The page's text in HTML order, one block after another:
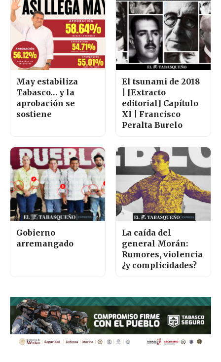
May estabiliza
Tabasco… y la
aprobación se
sostiene
El tsunami de 2018
| [Extracto
editorial] Capítulo
XI | Francisco
Peralta Burelo
Gobierno
arremangado
La caída del
general Morán:
Rumores, violencia
¿y complicidades?